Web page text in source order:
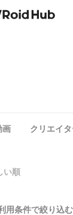
画 クリエイ
い順
用条件で絞り込む